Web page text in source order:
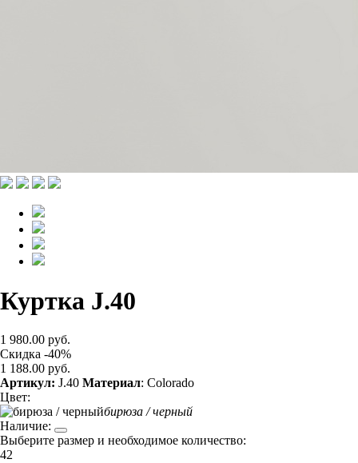
Куртка J.40
1 980.00 руб.
Скидка -40%
1 188.00 руб.
Артикул: J.40 Материал: Colorado
Цвет:
бирюза / черный
Наличие:
Выберите размер и необходимое количество:
42